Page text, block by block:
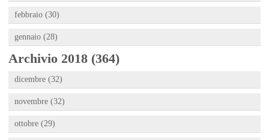
febbraio (30)
gennaio (28)
Archivio 2018 (364)
dicembre (32)
novembre (32)
ottobre (29)